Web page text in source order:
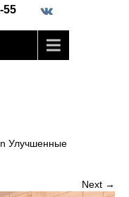
55
Улучшенные
Next →